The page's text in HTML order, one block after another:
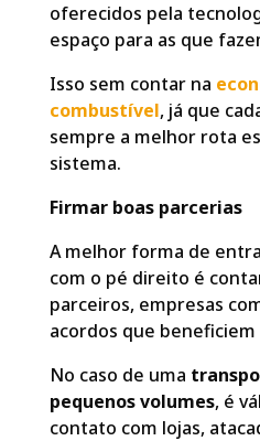
oferecidos pela
espaço para as que
Isso sem contar na
combustível, já que
sempre a melhor rota
sistema.
Firmar boas parcerias
A melhor forma de
com o pé direito é
parceiros, empresas
acordos que beneficiem
No caso de uma
pequenos volumes, é
contato com lojas,